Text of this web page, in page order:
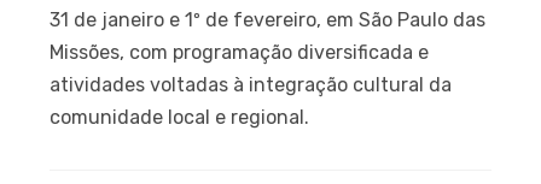
31 de janeiro e 1º de fevereiro, em São Paulo das
Missões, com programação diversificada e
atividades voltadas à integração cultural da
comunidade local e regional.